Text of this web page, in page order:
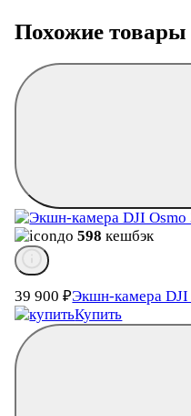
Похожие товары
до598 кешбэк
39 900₽Экшн-камера DJI
Купить